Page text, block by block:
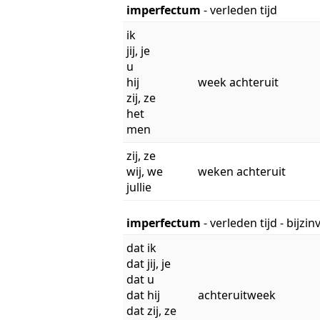
imperfectum - verleden tijd
ik
jij, je
u
hij
zij, ze
het
men
week achteruit
zij, ze
wij, we
jullie
weken achteruit
imperfectum - verleden tijd -
dat ik
dat jij, je
dat u
dat hij
dat zij, ze
achteruitweek